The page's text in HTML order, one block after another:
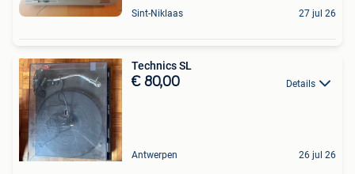
Sint-Niklaas 27 jul 26
Technics SL
€ 80,00 Details
Antwerpen 26 jul 26